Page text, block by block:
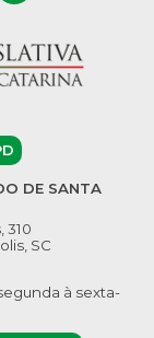
DE SANTA
310
SC
à sexta-